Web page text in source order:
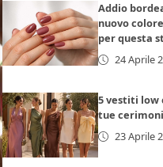
Addio
nuovo
per questa
24 Aprile
5 vestiti low
tue
23 Aprile